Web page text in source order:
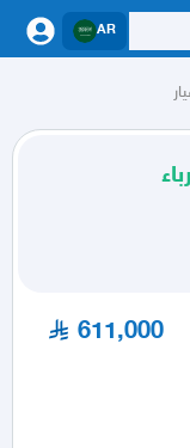
AR
611,000